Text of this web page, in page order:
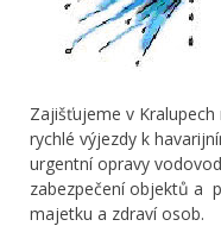
Zajišťujeme v
rychlé výjezdy k
urgentní opravy
zabezpečení objektů a
majetku a zdraví osob.